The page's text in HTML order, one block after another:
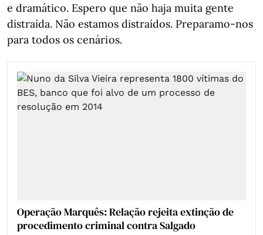
e dramático. Espero que não haja muita gente
distraída. Não estamos distraídos. Preparamo-nos
para todos os cenári os.
Operação Marquês: Relação rejeita extinção de
procedimento criminal contra Salgado